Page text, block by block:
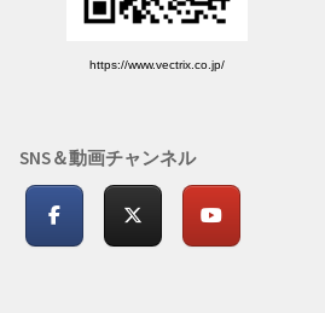
https://www.vectrix.co.jp/
SNS＆動画チャンネル